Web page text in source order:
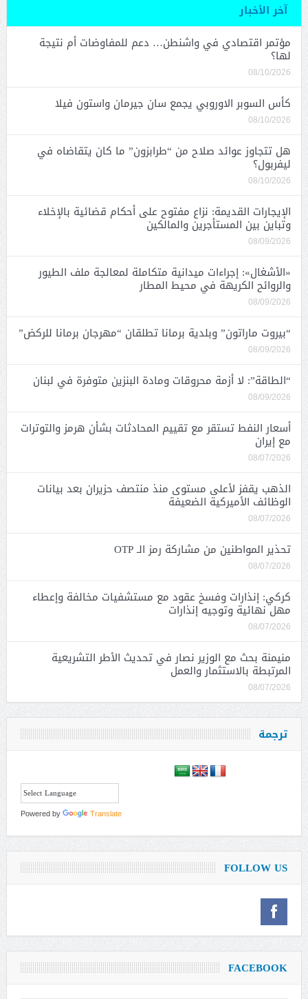
آخر الأخبار
مؤتمر اقتصادي في واشنطن… دعم للمفاوضات أم نتيجة
لها؟
08/10/2026
كأس السوبر الاوروبي يجمع سان جيرمان واستون فيلا
08/10/2026
هل تتجاوز عوائد صلاح من “طرابزون” ما كان يتقاضاه في
ليفربول؟
08/10/2026
الإيجارات القديمة: نزاع مفتوح على أحكام قضائية بالإخلاء
وتباين بين المستأجرين والمالكين
08/09/2026
«الأشغال»: إجراءات ميدانية متكاملة لمعالجة ملف الطيور
والروائح الكريهة في محيط المطار
08/09/2026
“بيروت ماراتون” وبلدية برمانا تطلقان “مهرجان برمانا للركض”
08/09/2026
“الطاقة”: لا أزمة محروقات ومادة البنزين متوفرة في لبنان
08/09/2026
أسعار النفط تستقر مع تقييم المحادثات بشأن هرمز والتوترات
مع إيران
08/07/2026
الذهب يقفز لأعلى مستوى منذ منتصف حزيران بعد بيانات
الوظائف الأميركية الضعيفة
08/07/2026
تحذير المواطنين من مشاركة رمز الـ OTP
08/07/2026
كركي: إنذارات وفسخ عقود مع مستشفيات مخالفة وإعطاء
مهل نهائية وتوجيه إنذارات
08/07/2026
منيمنة بحث مع الوزير نصار في تحديث الأطر التشريعية
المرتبطة بالاستثمار والعمل
08/07/2026
ترجمة
Powered by Translate
FOLLOW US
FACEBOOK